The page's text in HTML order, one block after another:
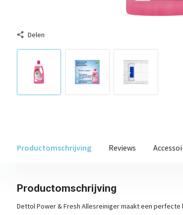
Delen
Productomschrijving Reviews
Productomschrijving
Dettol Power & Fresh Allesreiniger maakt een